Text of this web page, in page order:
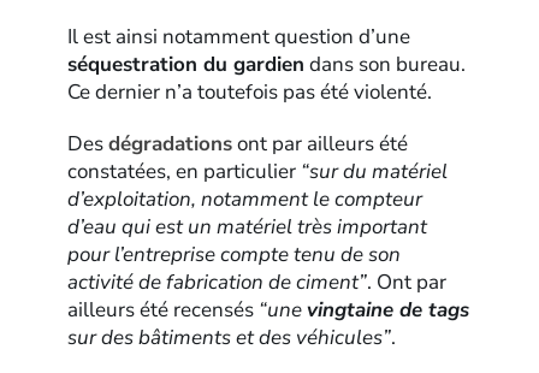
Il est ainsi notamment question d’une
séquestration du gardien dans son bureau.
Ce dernier n’a toutefois pas été violenté.
Desdégradationsont par ailleurs été
constatées, en particulier “sur du matériel
d’exploitation, notamment le compteur
d’eau qui est un matériel très important
pour l’entreprise compte tenu de son
activité de fabrication de ciment”. Ont par
ailleurs été recensés “unevingtaine de tags
sur des bâtiments et des véhicules”.